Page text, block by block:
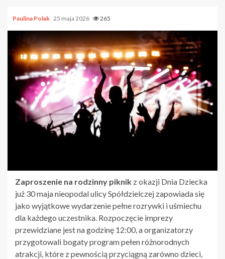
Paulina Polak 25 maja 2026 265
Zaproszenie na rodzinny piknik z okazji Dnia Dziecka
już 30 maja nieopodal ulicy Spółdzielczej zapowiada się
jako wyjątkowe wydarzenie pełne rozrywki i uśmiechu
dla każdego uczestnika. Rozpoczęcie imprezy
przewidziane jest na godzinę 12:00, a organizatorzy
przygotowali bogaty program pełen różnorodnych
atrakcji, które z pewnością przyciągną zarówno dzieci,